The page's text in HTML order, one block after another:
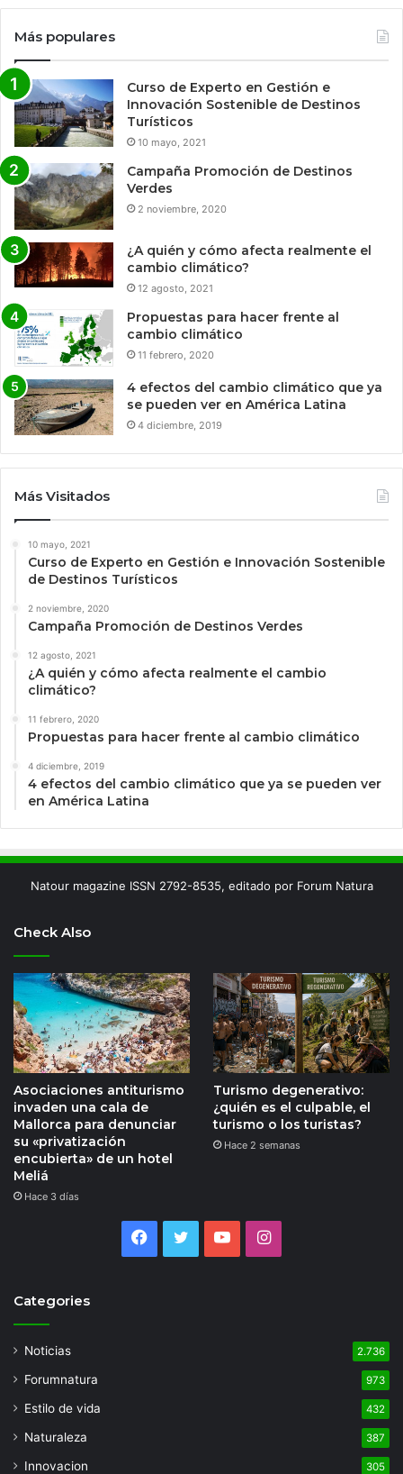
Más populares
Curso de Experto en Gestión e
Innovación Sostenible de Destinos
Turísticos
10 mayo, 2021
Campaña Promoción de Destinos
Verdes
2 noviembre, 2020
¿A quién y cómo afecta realmente el
cambio climático?
12 agosto, 2021
Propuestas para hacer frente al
cambio climático
11 febrero, 2020
4 efectos del cambio climático que ya
se pueden ver en América Latina
4 diciembre, 2019
Más Visitados
10 mayo, 2021
Curso de Experto en Gestión e Innovación Sostenible
de Destinos Turísticos
2 noviembre, 2020
Campaña Promoción de Destinos Verdes
12 agosto, 2021
¿A quién y cómo afecta realmente el cambio
climático?
11 febrero, 2020
Propuestas para hacer frente al cambio climático
4 diciembre, 2019
4 efectos del cambio climático que ya se pueden ver
en América Latina
Natour magazine ISSN 2792-8535, editado por Forum Natura
Check Also
Asociaciones antiturismo
invaden una cala de
Mallorca para denunciar
su «privatización
encubierta» de un hotel
Meliá
Hace 3 días
Turismo degenerativo:
¿quién es el culpable, el
turismo o los turistas?
Hace 2 semanas
Facebook
TwitterYouTubeInstagram
Categories
Noticias 2.736
Forumnatura 973
Estilo de vida 432
Naturaleza 387
Innovacion 305